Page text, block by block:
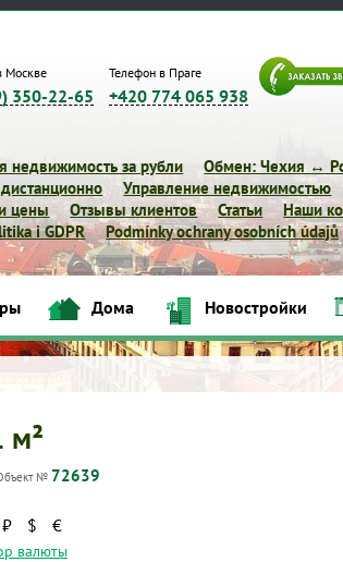
Москве
350-22-65
Телефон в Праге
+420 774 065 938
недвижимость за рубли
Обмен: Чехия ↔
Управление недвижимостью
цены
Отзывы клиентов Статьи
Наши
i GDPR
Podmínky ochrany osobních údajů
Квартиры Дома Новостройки
Дома Новостройки
м²
№ 72639
₽ $ €
валюты